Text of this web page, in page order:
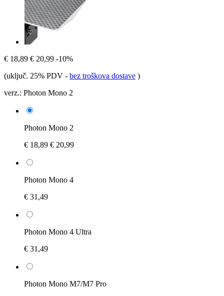
€ 18,89 € 20,99 -10%
(uključ. 25% PDV - bez troškova dostave )
verz.: Photon Mono 2
Photon Mono 2
€ 18,89 € 20,99
Photon Mono 4
€ 31,49
Photon Mono 4 Ultra
€ 31,49
Photon Mono M7/M7 Pro